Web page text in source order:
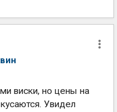
виски, но цены на
Увидел